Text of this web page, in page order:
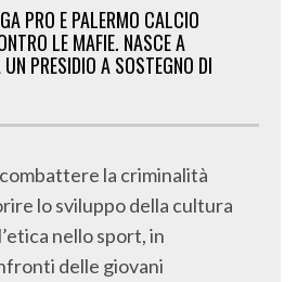
PRO E PALERMO CALCIO
LE MAFIE. NASCE A
PRESIDIO A SOSTEGNO DI
la criminalità
lo sviluppo della cultura
nello sport, in
delle giovani